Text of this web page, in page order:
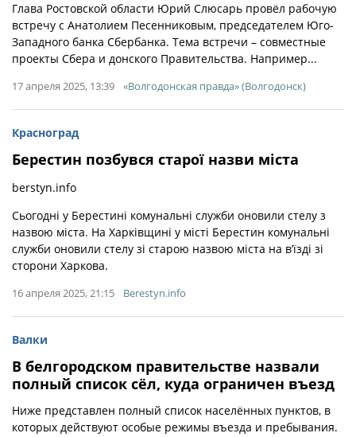
Глава Ростовской области Юрий Слюсарь провёл рабочую
встречу с Анатолием Песенниковым, председателем Юго-
Западного банка Сбербанка. Тема встречи – совместные
проекты Сбера и донского Правительства. Например...
17 апреля 2025, 13:39 «Волгодонская правда» (Волгодонск)
Красноград
Берестин позбувся старої назви міста
berstyn.info
Сьогодні у Берестині комунальні служби оновили стелу з
назвою міста. На Харківщині у місті Берестин комунальні
служби оновили стелу зі старою назвою міста на в’їзді зі
сторони Харкова.
16 апреля 2025, 21:15 Berestyn.info
Валки
В белгородском правительстве назвали
полный список сёл, куда ограничен въезд
Ниже представлен полный список населённых пунктов, в
которых действуют особые режимы въезда и пребывания.